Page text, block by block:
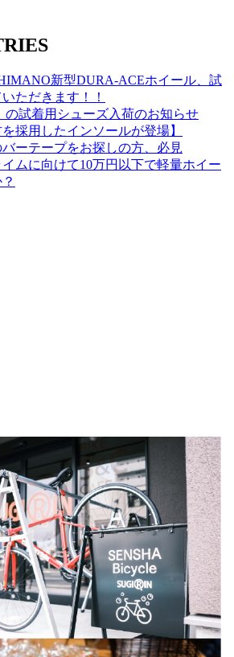
新型DURA-ACEホイール、試
ただきます！！
の試着用シューズ入荷のお知らせ
を採用したインソールが登場】
ーテープをお探しの方、必見
ムに向けて10万円以下で軽量ホイー